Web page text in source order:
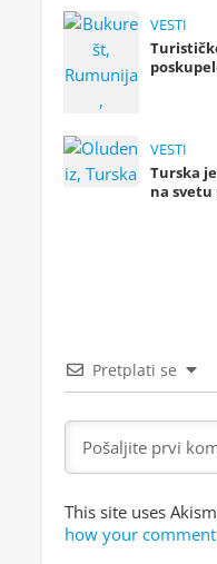
VESTI
VESTI
Turska
na svetu
Pretplati se
This site uses
how your